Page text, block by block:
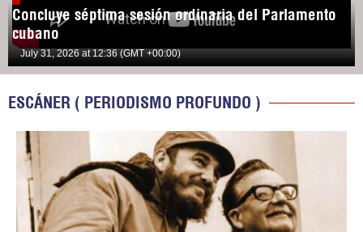
Concluye séptima sesión ordinaria del Parlamento
cubano
July 31, 2026 at 12:36 (GMT +00:00)
ESCÁNER ( PERIODISMO PROFUNDO )